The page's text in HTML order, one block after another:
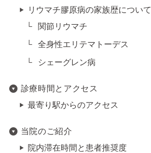
リウマチ膠原病の家族歴について
関節リウマチ
全身性エリテマトーデス
シェーグレン病
診療時間とアクセス
最寄り駅からのアクセス
当院のご紹介
院内滞在時間と患者推奨度